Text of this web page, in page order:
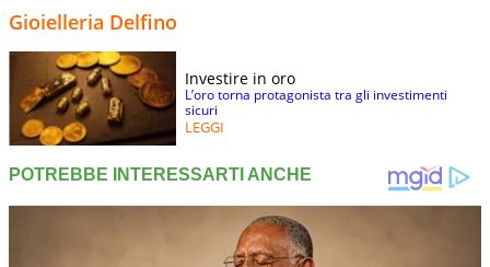
Gioielleria Delfino
Investire in oro
L’oro torna protagonista tra gli investimenti
sicuri
LEGGI